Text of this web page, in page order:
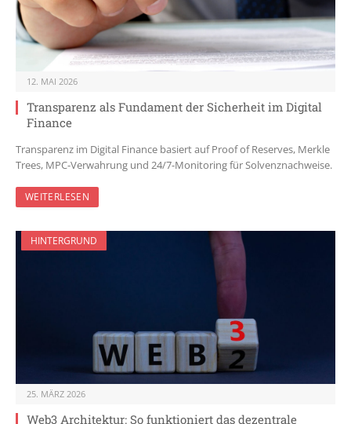
12. MAI 2026
Transparenz als Fundament der Sicherheit im Digital
Finance
Transparenz im Digital Finance basiert auf Proof of Reserves, Merkle
Trees, MPC-Verwahrung und 24/7-Monitoring für Solvenznachweise.
WEITERLESEN
HINTERGRUND
25. MÄRZ 2026
Web3 Architektur: So funktioniert das dezentrale